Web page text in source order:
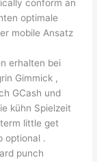
conform an
optimale
mobile Ansatz
erhalten bei
Gimmick ,
GCash und
kühn Spielzeit
little get
optional .
punch